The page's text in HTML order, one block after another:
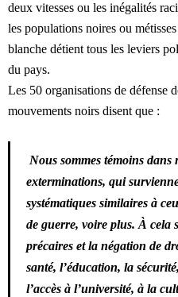
deux vitesses ou les inégalités
les populations noires ou
blanche détient tous les leviers
du pays.
Les 50 organisations de défense
mouvements noirs disent que :
Nous sommes témoins
exterminations, qui
systématiques similaires à
de guerre, voire plus. À cela
précaires et la négation de
santé, l’éducation, la
l’accès à l’université, à la